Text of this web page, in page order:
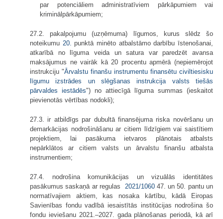
par potenciāliem administratīviem pārkāpumiem vai
kriminālpārkāpumiem;
27.2. pakalpojumu (uzņēmuma) līgumos, kurus slēdz šo
noteikumu 20. punktā minēto atbalstāmo darbību īstenošanai,
atkarībā no līguma veida un satura var paredzēt avansa
maksājumus ne vairāk kā 20 procentu apmērā (nepiemērojot
instrukciju "Ārvalstu finanšu instrumentu finansētu civiltiesisku
līgumu izstrādes un slēgšanas instrukcija valsts tiešās
pārvaldes iestādēs") no attiecīgā līguma summas (ieskaitot
pievienotās vērtības nodokli);
27.3. ir atbildīgs par dubultā finansējuma riska novēršanu un
demarkācijas nodrošināšanu ar citiem līdzīgiem vai saistītiem
projektiem, lai pasākuma ietvaros plānotais atbalsts
nepārklātos ar citiem valsts un ārvalstu finanšu atbalsta
instrumentiem;
27.4. nodrošina komunikācijas un vizuālās identitātes
pasākumus saskaņā ar regulas 2021/106047. un 50. pantu un
normatīvajiem aktiem, kas nosaka kārtību, kādā Eiropas
Savienības fondu vadībā iesaistītās institūcijas nodrošina šo
fondu ieviešanu 2021.–2027. gada plānošanas periodā, kā arī